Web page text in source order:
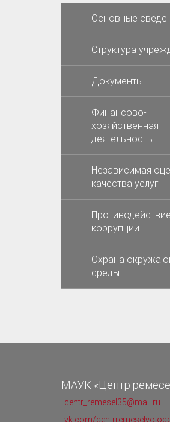
Основные
Структура
Документы
Финансово-
хозяйственная
деятельность
Независимая
качества услуг
Противодействие
коррупции
Охрана
среды
МАУК «Центр
centr_remesel35@mail.ru
vk.com/